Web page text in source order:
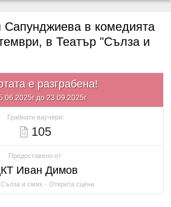
в комедията
в Театър "Сълза и
е разграбена!
до 23.09.2025г
Грабнати ваучери:
105
Предоставено от:
Иван Димов
и смях - Открита сцена